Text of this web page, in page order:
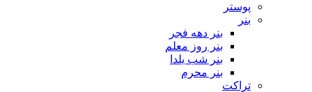
پوستر
بنر
بنر دهه فجر
بنر روز معلم
بنر شب یلدا
بنر محرم
تراکت